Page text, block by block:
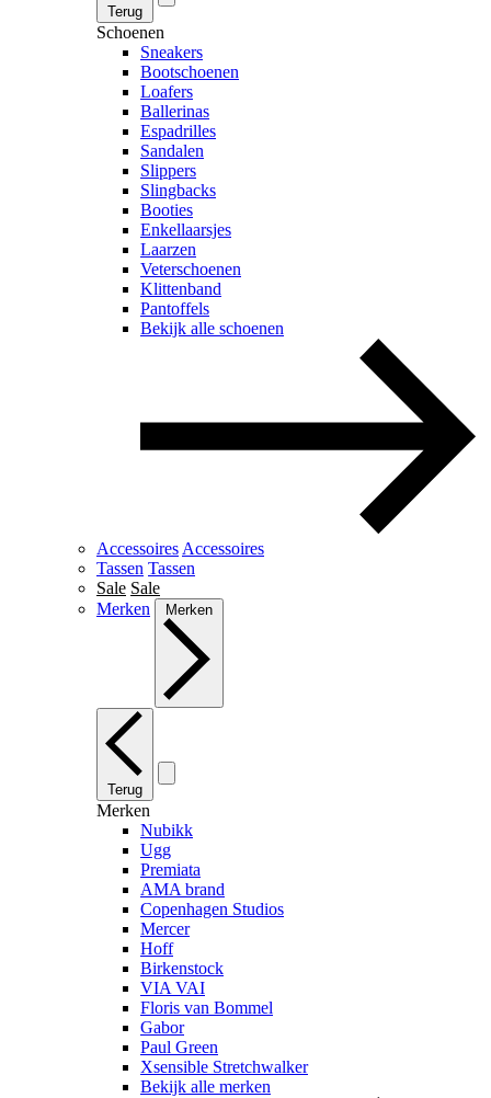
Terug
Schoenen
Sneakers
Bootschoenen
Loafers
Ballerinas
Espadrilles
Sandalen
Slippers
Slingbacks
Booties
Enkellaarsjes
Laarzen
Veterschoenen
Klittenband
Pantoffels
Bekijk alle schoenen
Accessoires Accessoires
Tassen Tassen
Sale Sale
Merken
Merken
Terug
Merken
Nubikk
Ugg
Premiata
AMA brand
Copenhagen Studios
Mercer
Hoff
Birkenstock
VIA VAI
Floris van Bommel
Gabor
Paul Green
Xsensible Stretchwalker
Bekijk alle merken